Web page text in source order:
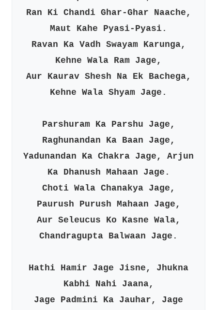
Ran Ki Chandi Ghar-Ghar Naache,
Maut Kahe Pyasi-Pyasi.
Ravan Ka Vadh Swayam Karunga,
Kehne Wala Ram Jage,
Aur Kaurav Shesh Na Ek Bachega,
Kehne Wala Shyam Jage.
Parshuram Ka Parshu Jage,
Raghunandan Ka Baan Jage,
Yadunandan Ka Chakra Jage, Arjun
Ka Dhanush Mahaan Jage.
Choti Wala Chanakya Jage,
Paurush Purush Mahaan Jage,
Aur Seleucus Ko Kasne Wala,
Chandragupta Balwaan Jage.
Hathi Hamir Jage Jisne, Jhukna
Kabhi Nahi Jaana,
Jage Padmini Ka Jauhar, Jage